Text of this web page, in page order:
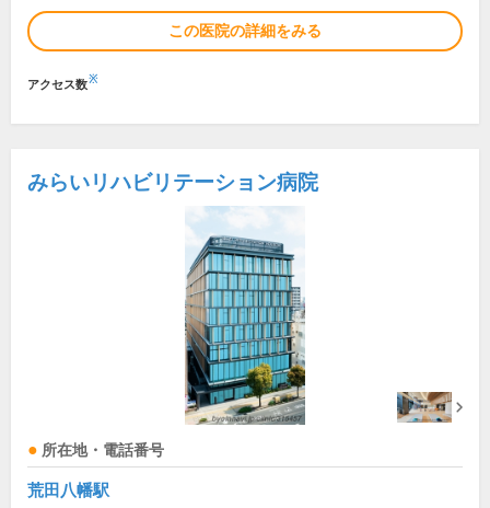
この医院の詳細をみる
アクセス数※
みらいリハビリテーション病院
所在地・電話番号
荒田八幡駅